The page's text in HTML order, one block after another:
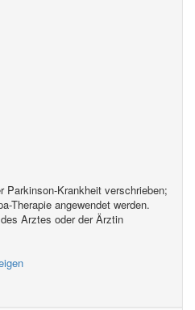
Parkinson-Krankheit verschrieben;
Therapie angewendet werden.
Arztes oder der Ärztin